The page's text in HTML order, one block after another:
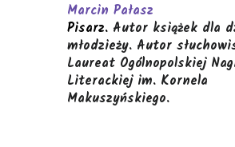
Marcin Pałasz
Pisarz. Autor książek dla
młodzieży. Autor
Laureat Ogólnopolskiej
Literackiej im. Kornela
Makuszyńskiego.